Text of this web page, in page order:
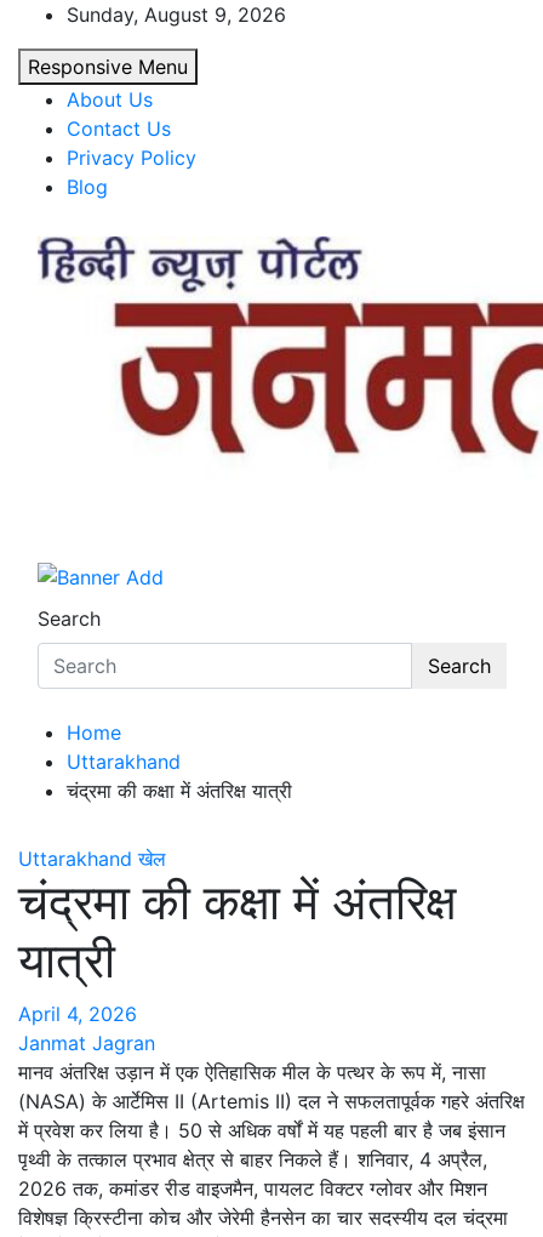
content
Sunday, August 9, 2026
Responsive Menu
About Us
Contact Us
Privacy Policy
Blog
Search
Search
Home
Uttarakhand
चंद्रमा की कक्षा में अंतरिक्ष यात्री
Uttarakhand खेल
चंद्रमा की कक्षा में अंतरिक्ष
यात्री
April 4, 2026
Janmat Jagran
मानव अंतरिक्ष उड़ान में एक ऐतिहासिक मील के पत्थर के रूप में, नासा
(NASA) के आर्टेमिस II (Artemis II) दल ने सफलतापूर्वक गहरे अंतरिक्ष
में प्रवेश कर लिया है। 50 से अधिक वर्षों में यह पहली बार है जब इंसान
पृथ्वी के तत्काल प्रभाव क्षेत्र से बाहर निकले हैं। शनिवार, 4 अप्रैल,
2026 तक, कमांडर रीड वाइजमैन, पायलट विक्टर ग्लोवर और मिशन
विशेषज्ञ क्रिस्टीना कोच और जेरेमी हैनसेन का चार सदस्यीय दल चंद्रमा